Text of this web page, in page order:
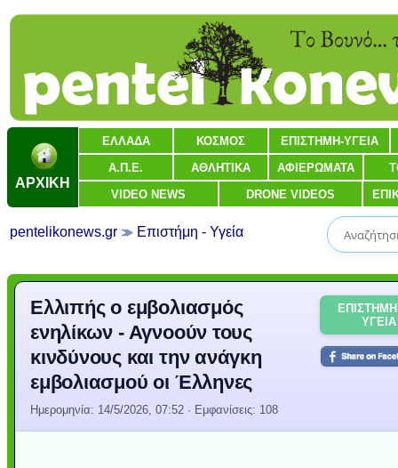
ΑΡΧΙΚΗ
ΕΛΛΑΔΑ ΚΟΣΜΟΣ ΕΠΙΣΤΗΜΗ-ΥΓΕΙΑ
Α.Π.Ε. ΑΘΛΗΤΙΚΑ ΑΦΙΕΡΩΜΑΤΑ
VIDEO NEWS DRONE VIDEOS
pentelikonews.gr Επιστήμη - Υγεία
ΕΠΙΣΤΗΜΗ
ΥΓΕΙΑ
Ελλιπής ο εμβολιασμός
ενηλίκων - Αγνοούν τους
κινδύνους και την ανάγκη
εμβολιασμού οι Έλληνες
Ημερομηνία: 14/5/2026, 07:52 · Εμφανίσεις: 108